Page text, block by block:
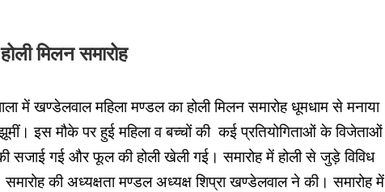
मिलन समारोह
में खण्डेलवाल महिला मण्डल का होली मिलन समारोह धूमधाम से मनाया
इस मौके पर हुई महिला व बच्चों की कई प्रतियोगिताओं के विजेताओं
सजाई गई और फूल की होली खेली गई। समारोह में होली से जुड़े विविध
की अध्यक्षता मण्डल अध्यक्ष शिप्रा खण्डेलवाल ने की। समारोह में